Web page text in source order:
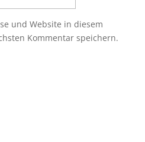
und Website in diesem
Kommentar speichern.